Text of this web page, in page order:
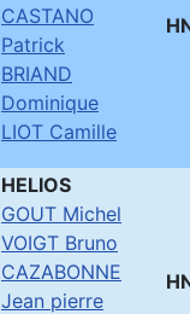
CASTANO
Patrick
BRIAND
Dominique
LIOT Camille
HELIOS
GOUT Michel
VOIGT Bruno
CAZABONNE
Jean pierre